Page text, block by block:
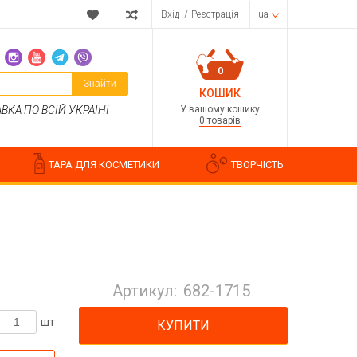
Вхід / Реєстрація ua
Знайти
ПО ВСІЙ УКРАЇНІ
0
КОШИК
У вашому кошику
0 товарів
Косметичні ароматизатори
Ароматизатори харчові
ТАРА ДЛЯ КОСМЕТИКИ ТВОРЧІСТЬ
шт
Артикул: 682-1715
КУПИТИ